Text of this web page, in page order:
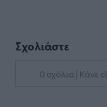
Σχολιάστε
0 σχόλια | Κάνε